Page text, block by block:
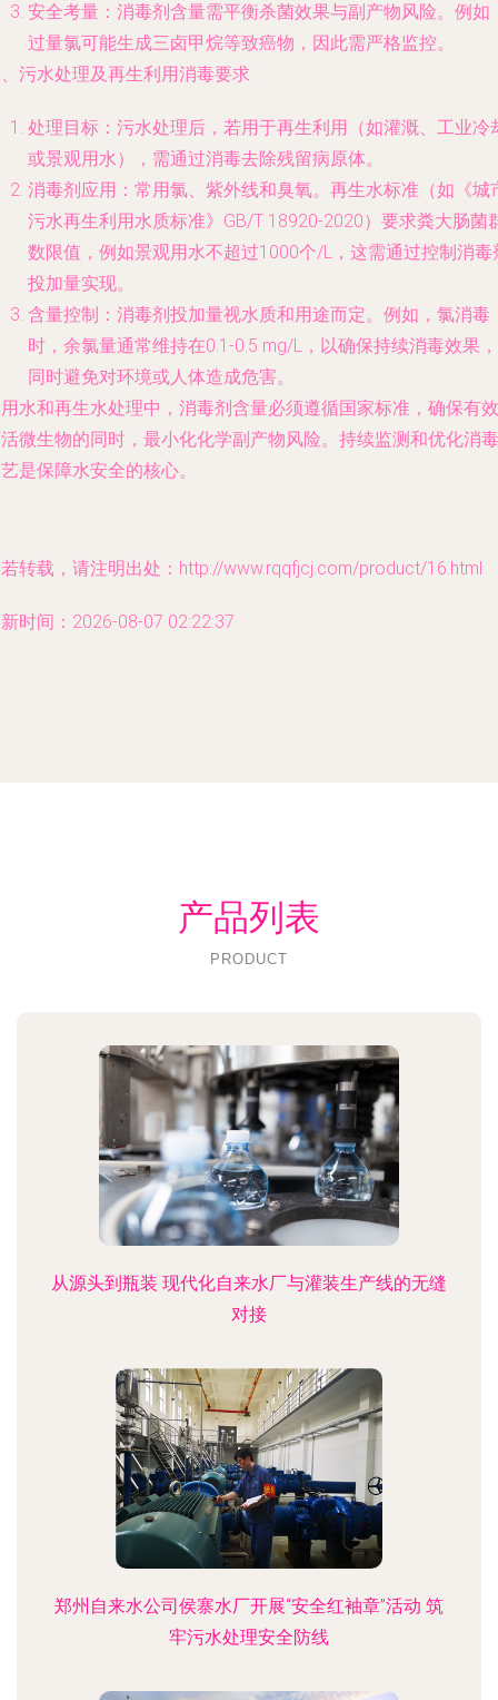
安全考量：消毒剂含量需平衡杀菌效果与副产物风险。例如
过量氯可能生成三卤甲烷等致癌物，因此需严格监控。
污水处理及再生利用消毒要求
处理目标：污水处理后，若用于再生利用（如灌溉、工业冷
或景观用水），需通过消毒去除残留病原体。
消毒剂应用：常用氯、紫外线和臭氧。再生水标准（如《城
污水再生利用水质标准》GB/T 18920-2020）要求粪大肠菌
数限值，例如景观用水不超过1000个/L，这需通过控制消毒
投加量实现。
含量控制：消毒剂投加量视水质和用途而定。例如，氯消毒
时，余氯量通常维持在0.1-0.5 mg/L，以确保持续消毒效果，
同时避免对环境或人体造成危害。
水和再生水处理中，消毒剂含量必须遵循国家标准，确保有效
微生物的同时，最小化化学副产物风险。持续监测和优化消毒
是保障水安全的核心。
转载，请注明出处：http://www.rqqfjcj.com/product/16.html
时间：2026-08-07 02:22:37
产品列表
PRODUCT
从源头到瓶装 现代化自来水厂与灌装生产线的无缝
对接
郑州自来水公司侯寨水厂开展“安全红袖章”活动 筑
牢污水处理安全防线